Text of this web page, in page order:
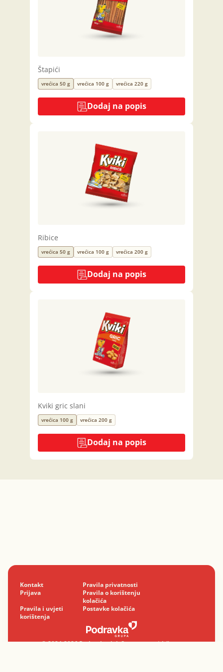
Štapići
vrećica 50 g vrećica 100 g vrećica 220 g
Dodaj na popis
Ribice
vrećica 50 g vrećica 100 g vrećica 200 g
Dodaj na popis
Kviki gric slani
vrećica 100 g vrećica 200 g
Dodaj na popis
Kontakt
Pravila privatnosti
Prijava
Pravila o korištenju
kolačića
Pravila i uvjeti
korištenja
Postavke kolačića
© 2024-2026 Podravka d.d. Sva prava pridržana.